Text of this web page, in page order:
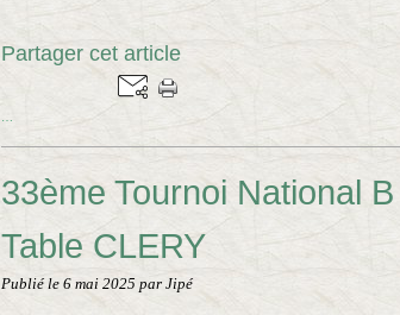
Partager cet article
33ème Tournoi National
Table CLERY
Publié le 6 mai 2025 par Jipé